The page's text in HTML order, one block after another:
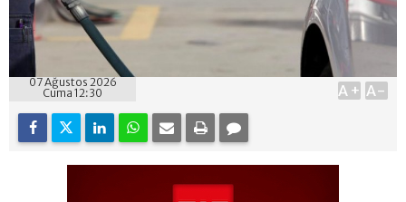
07 Ağustos 2026
Cuma 12:30
A+ A-